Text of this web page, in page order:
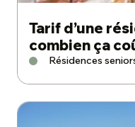
Tarif d’une
combien ça
Résidences